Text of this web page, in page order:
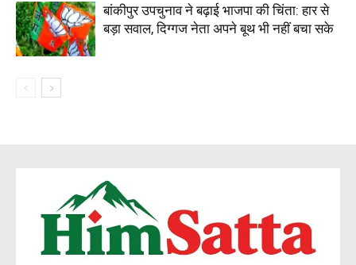
बांकीपुर उपचुनाव ने बढ़ाई भाजपा की चिंता: हार से
बड़ा सवाल, दिग्गज नेता अपने बूथ भी नहीं बचा सके